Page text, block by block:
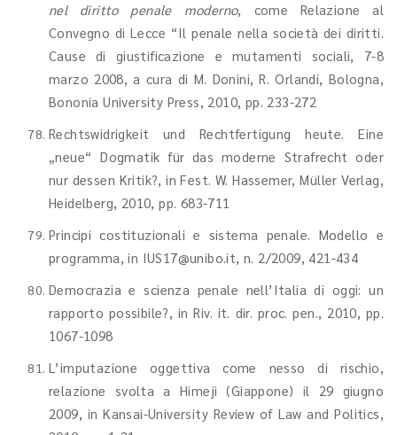
nel diritto penale moderno, come Relazione al
Convegno di Lecce “Il penale nella società dei diritti.
Cause di giustificazione e mutamenti sociali, 7-8
marzo 2008, a cura di M. Donini, R. Orlandi, Bologna,
Bononia University Press, 2010, pp. 233-272
Rechtswidrigkeit und Rechtfertigung heute. Eine
„neue“ Dogmatik für das moderne Strafrecht oder
nur dessen Kritik?, in Fest. W. Hassemer, Müller Verlag,
Heidelberg, 2010, pp. 683-711
Principi costituzionali e sistema penale. Modello e
programma, in IUS17@unibo.it, n. 2/2009, 421-434
Democrazia e scienza penale nell’Italia di oggi: un
rapporto possibile?, in Riv. it. dir. proc. pen., 2010, pp.
1067-1098
L’imputazione oggettiva come nesso di rischio,
relazione svolta a Himeji (Giappone) il 29 giugno
2009, in Kansai-University Review of Law and Politics,